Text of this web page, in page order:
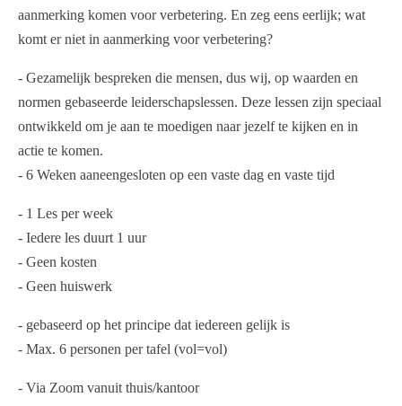
aanmerking komen voor verbetering. En zeg eens eerlijk; wat
komt er niet in aanmerking voor verbetering?
- Gezamelijk bespreken die mensen, dus wij, op waarden en
normen gebaseerde leiderschapslessen. Deze lessen zijn speciaal
ontwikkeld om je aan te moedigen naar jezelf te kijken en in
actie te komen.
- 6 Weken aaneengesloten op een vaste dag en vaste tijd
- 1 Les per week
- Iedere les duurt 1 uur
- Geen kosten
- Geen huiswerk
- gebaseerd op het principe dat iedereen gelijk is
- Max. 6 personen per tafel (vol=vol)
- Via Zoom vanuit thuis/kantoor